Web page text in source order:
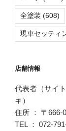
全塗装 (608)
現車セッティ
店舗情報
代表者（サイ
キ）
住所 ： 〒666-
TEL ： 072-